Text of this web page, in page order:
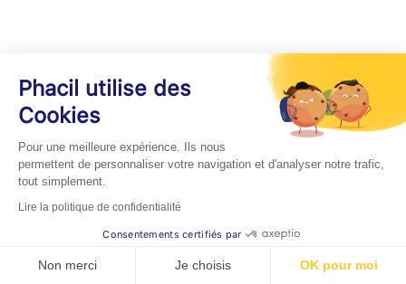
Phacil utilise des
Cookies
Pour une meilleure expérience. Ils nous
permettent de personnaliser votre navigation et d'analyser notre trafic,
tout simplement.
Lire la politique de confidentialité
Consentements certifiés par
Non merci Je choisis OK pour moi